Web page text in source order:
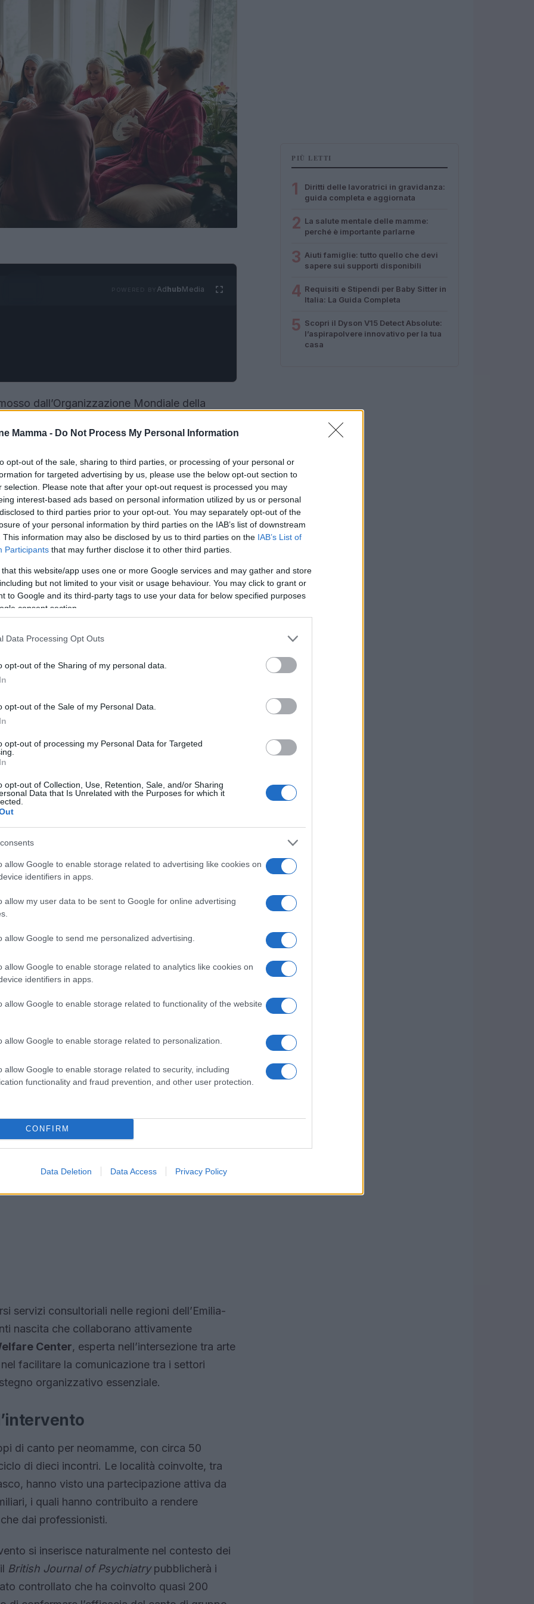
Mamma - Do Not Process My Personal Information
opt-out of the sale, sharing to third parties, or processing of your personal or
for targeted advertising by us, please use the below opt-out section to
selection. Please note that after your opt-out request is processed you may
interest-based ads based on personal information utilized by us or personal
to third parties prior to your opt-out. You may separately opt-out of the
of your personal information by third parties on the IAB’s list of downstream
This information may also be disclosed by us to third parties on the IAB’s List of
Participants that may further disclose it to other third parties.
that this website/app uses one or more Google services and may gather and store
but not limited to your visit or usage behaviour. You may click to grant or
to Google and its third-party tags to use your data for below specified purposes
consent section.
Data Processing Opt Outs
opt-out of the Sharing of my personal data.
opt-out of the Sale of my Personal Data.
opt-out of processing my Personal Data for Targeted
opt-out of Collection, Use, Retention, Sale, and/or Sharing
Data that Is Unrelated with the Purposes for which it
allow Google to enable storage related to advertising like cookies on
identifiers in apps.
allow my user data to be sent to Google for online advertising
allow Google to send me personalized advertising.
allow Google to enable storage related to analytics like cookies on
identifiers in apps.
allow Google to enable storage related to functionality of the website
allow Google to enable storage related to personalization.
allow Google to enable storage related to security, including
functionality and fraud prevention, and other user protection.
CONFIRM
Data Deletion Data Access Privacy Policy
AdhubMedia
dall’Organizzazione Mondiale della
Superiore di Sanità (ISS), ha avviato una
depressione post parto(DPP) attraverso il
nell’aprile 2025 e della durata di due anni,
intervento che ha già mostrato risultati
il 2025 e il 2025 in paesi come Danimarca,
pubblicati sulla rivista
a finanziare una seconda edizione, che
del canto come strumento di supporto.
del progetto
di canto di gruppo, concepito per le
alla
Etico Nazionale dell’ISS, si propone di
in diverse unità operative
formativo specifico per i professionisti
unaguida operativache fornirà
incontri di canto dedicati alle neomamme.
servizi consultoriali nelle regioni dell’Emilia-
nascita che collaborano attivamente
Center, esperta nell’intersezione tra arte
facilitare la comunicazione tra i settori
organizzativo essenziale.
di canto per neomamme, con circa 50
di dieci incontri. Le località coinvolte, tra
hanno visto una partecipazione attiva da
i quali hanno contribuito a rendere
dai professionisti.
si inserisce naturalmente nel contesto dei
British Journal of Psychiatrypubblicherà i
controllato che ha coinvolto quasi 200
PIÙ LETTI
1
Diritti delle lavoratrici in gravidanza:
guida completa e aggiornata
2 La salute mentale delle mamme:
perché è importante parlarne
3 Aiuti famiglie: tutto quello che devi
sapere sui supporti disponibili
4 Requisiti e Stipendi per Baby Sitter in
Italia: La Guida Completa
5 Scopri il Dyson V15 Detect Absolute:
l’aspirapolvere innovativo per la tua
casa